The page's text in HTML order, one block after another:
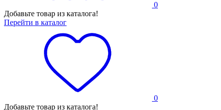
0
Добавьте товар из каталога!
Перейти в каталог
0
Добавьте товар из каталога!